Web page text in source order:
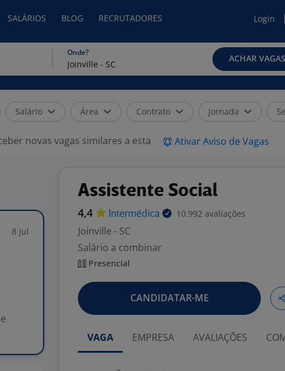
SALÁRIOS BLOG RECRUTADORES Login
Onde?
ACHAR VAGAS
Salário Área Contrato Jornada
novas vagas similares a esta Ativar Aviso de Vagas
8 jul
Assistente Social
4,4 Intermédica 10.992 avaliações
Joinville - SC
Salário a combinar
Presencial
CANDIDATAR-ME
VAGA EMPRESA AVALIAÇÕES